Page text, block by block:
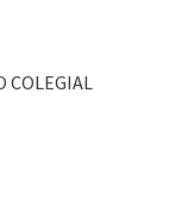
COLEGIAL